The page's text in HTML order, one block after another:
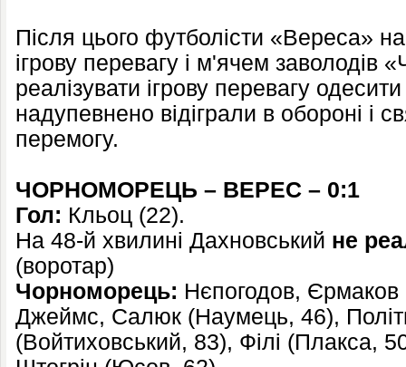
Після цього футболісти «Вереса»
ігрову перевагу і м'ячем заволодів
реалізувати ігрову перевагу
надупевнено відіграли в обороні і
перемогу.
ЧОРНОМОРЕЦЬ – ВЕРЕС – 0:1
Гол: Кльоц (22).
На 48-й хвилині Дахновський не
(воротар)
Чорноморець: Нєпогодов,
Джеймс, Салюк (Наумець, 46),
(Войтиховський, 83), Філі (Плакса,